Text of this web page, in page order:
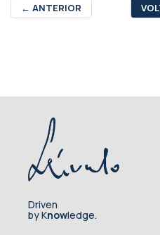
← ANTERIOR
Driven
by Knowledge.